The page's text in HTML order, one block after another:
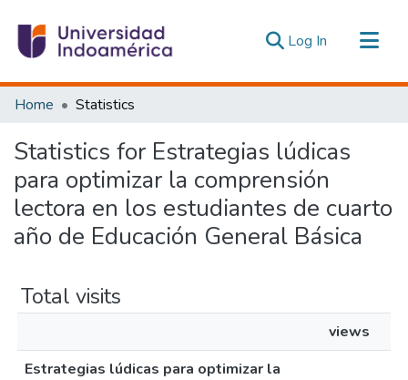
Log In (current)
Communities & Collections
Estadísticas Externas
Home Statistics
Statistics for Estrategias lúdicas
para optimizar la comprensión
lectora en los estudiantes de cuarto
año de Educación General Básica
Total visits
views
Estrategias lúdicas para optimizar la